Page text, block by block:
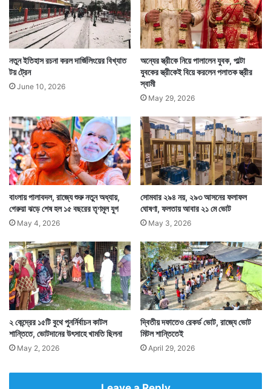
নতুন ইতিহাস রচনা করল দার্জিলিংয়ের বিখ্যাত
টয় ট্রেন
June 10, 2026
অন্যের স্ত্রীকে নিয়ে পালালেন যুবক, পাল্টা
যুবকের স্ত্রীকেই বিয়ে করলেন পলাতক স্ত্রীর
স্বামী
May 29, 2026
বাংলায় পালাবদল, রাজ্যে শুরু নতুন অধ্যায়,
গেরুয়া ঝড়ে শেষ হল ১৫ বছরের তৃণমূল যুগ
May 4, 2026
সোমবার ২৯৪ নয়, ২৯৩ আসনের ফলাফল
ঘোষণা, ফলতায় আবার ২১ মে ভোট
May 3, 2026
২ কেন্দ্রের ১৫টি বুথে পুনর্নির্বাচন কাটল
শান্তিতে, ভোটদানের উৎসাহে খামতি ছিলনা
May 2, 2026
দ্বিতীয় দফাতেও রেকর্ড ভোট, রাজ্যে ভোট
মিটল শান্তিতেই
April 29, 2026